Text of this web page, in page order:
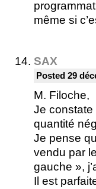
même si
SAX
Posted 29
M. Filoche,
Je
quantité
Je pense
vendu par
gauche »,
Il est